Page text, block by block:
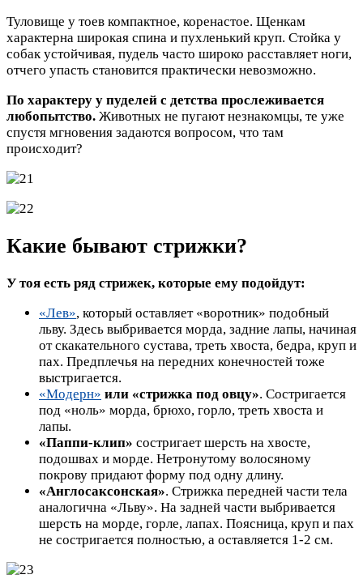
Туловище у тоев компактное, коренастое. Щенкам
характерна широкая спина и пухленький круп. Стойка у
собак устойчивая, пудель часто широко расставляет ноги,
отчего упасть становится практически невозможно.
По характеру у пуделей с детства прослеживается
любопытство. Животных не пугают незнакомцы, те уже
спустя мгновения задаются вопросом, что там
происходит?
Какие бывают стрижки?
У тоя есть ряд стрижек, которые ему подойдут:
«Лев», который оставляет «воротник» подобный
льву. Здесь выбривается морда, задние лапы, начиная
от скакательного сустава, треть хвоста, бедра, круп и
пах. Предплечья на передних конечностей тоже
выстригается.
«Модерн» или «стрижка под овцу». Состригается
под «ноль» морда, брюхо, горло, треть хвоста и
лапы.
«Паппи-клип» состригает шерсть на хвосте,
подошвах и морде. Нетронутому волосяному
покрову придают форму под одну длину.
«Англосаксонская». Стрижка передней части тела
аналогична «Льву». На задней части выбривается
шерсть на морде, горле, лапах. Поясница, круп и пах
не состригается полностью, а оставляется 1-2 см.